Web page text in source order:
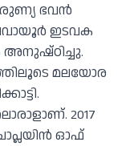
ഭവന്‍
ഇടവക
അനുഷ്ഠിച്ചു.
മലയോര
2017
ഓഫ്